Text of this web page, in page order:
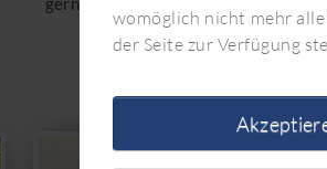
womöglich nicht mehr
der Seite zur Verfügung